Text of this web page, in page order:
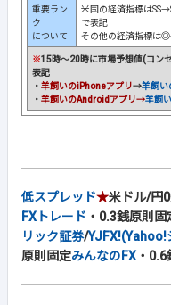
重要ラン
ク
について
米国の経済指標は
で表記
その他の経済指標
※15時～20時に市場予想値(コン
表記
・ 羊飼いのiPhoneアプリ→羊飼い
・ 羊飼いのAndroidアプリ→羊飼
低スプレッド★米ドル/円
FXトレード ・0.3銭原則固
リック証券/YJFX!(Yahoo!
原則固定みんなのFX・0.6